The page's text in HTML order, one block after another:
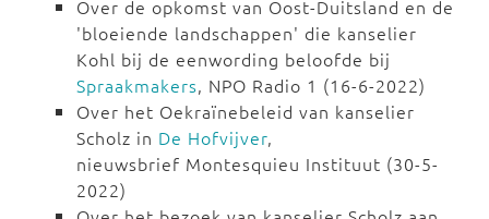
Over de opkomst van Oost-Duitsland en de
'bloeiende landschappen' die kanselier
Kohl bij de eenwording beloofde bij
Spraakmakers, NPO Radio 1 (16-6-2022)
Over het Oekraïnebeleid van kanselier
Scholz in De Hofvijver,
nieuwsbrief Montesquieu Instituut (30-5-
2022)